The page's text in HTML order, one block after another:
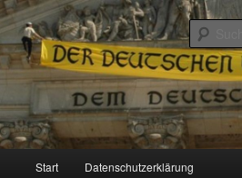
Reizzentrum
Politik, Wirtschaft, Soziales und Gesellschaft
Zum
Zum
Start Datenschutzerklärung